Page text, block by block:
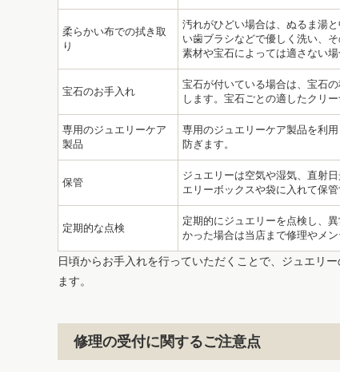
柔らかい布での拭き取
り
汚れがひどい場合は、ぬるま湯
い歯ブラシなどで優しく洗い、
素材や宝石によっては適さない
宝石のお手入れ
宝石が付いている場合は、宝石
します。宝石ごとの適したクリー
専用のジュエリーケア
製品
専用のジュエリーケア製品を利
防ぎます。
保管
ジュエリーは空気や湿気、直射
エリーボックスや袋に入れて保
定期的な点検
定期的にジュエリーを点検し、
かった場合は当店まで修理やメ
日頃からお手入れを行っていただくことで、ジュエリ
ます。
修理の受付に関するご注意点